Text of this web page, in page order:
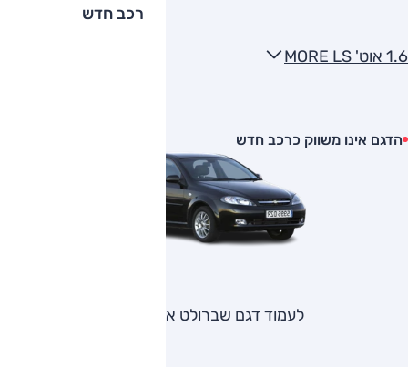
רכב חדש
1.6 אוט' MORE LS
הדגם אינו משווק כרכב חדש
לעמוד דגם שברולט אופטרה